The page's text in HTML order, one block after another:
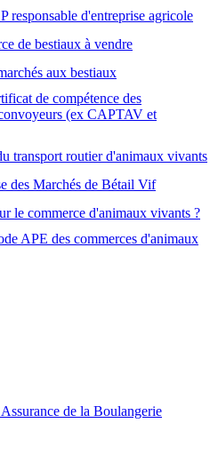
responsable d'entreprise agricole
de bestiaux à vendre
aux bestiaux
de compétence des
(ex CAPTAV et
transport routier d'animaux vivants
des Marchés de Bétail Vif
le commerce d'animaux vivants ?
APE des commerces d'animaux
de la Boulangerie